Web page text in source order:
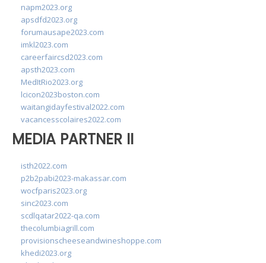
napm2023.org
apsdfd2023.org
forumausape2023.com
imkl2023.com
careerfaircsd2023.com
apsth2023.com
MedItRio2023.org
lcicon2023boston.com
waitangidayfestival2022.com
vacancesscolaires2022.com
MEDIA PARTNER II
isth2022.com
p2b2pabi2023-makassar.com
wocfparis2023.org
sinc2023.com
scdlqatar2022-qa.com
thecolumbiagrill.com
provisionscheeseandwineshoppe.com
khedi2023.org